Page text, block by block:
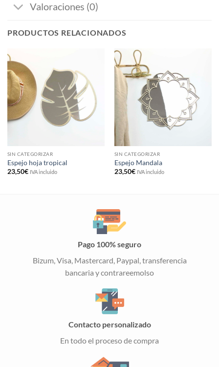
Valoraciones (0)
PRODUCTOS RELACIONADOS
SIN CATEGORIZAR
Espejo hoja tropical
23,50€ IVA incluido
SIN CATEGORIZAR
Espejo Mandala
23,50€ IVA incluido
Pago 100% seguro
Bizum, Visa, Mastercard, Paypal, transferencia
bancaria y contrareemolso
Contacto personalizado
En todo el proceso de compra